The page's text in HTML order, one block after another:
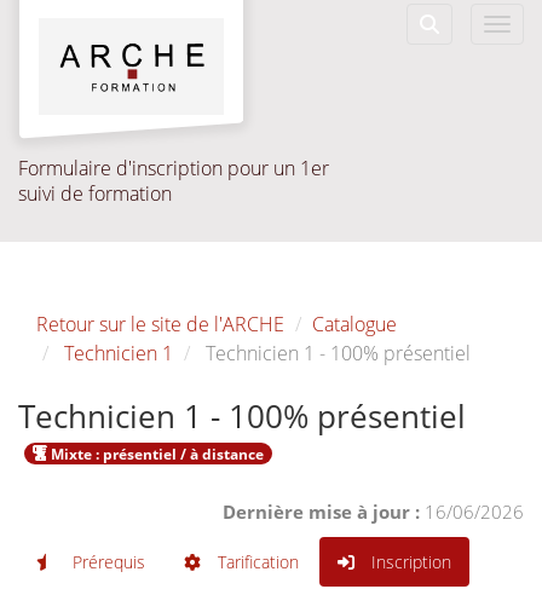
Formulaire d'inscription pour un 1er
suivi de formation
Retour sur le site de l'ARCHE
Catalogue
Technicien 1
Technicien 1 - 100% présentiel
Technicien 1 - 100% présentiel
Mixte : présentiel / à distance
Dernière mise à jour : 16/06/2026
Prérequis Tarification Inscription